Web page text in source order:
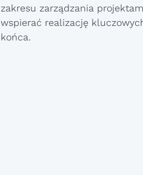
zakresu zarządzania
wspierać realizację
końca.